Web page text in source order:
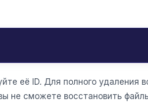
её ID. Для полного
не сможете восстановить